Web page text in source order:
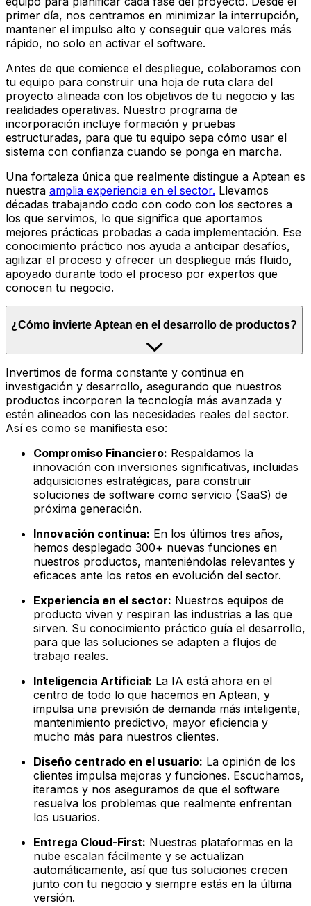
primer día, nos centramos en minimizar la interrupción,
mantener el impulso alto y conseguir que valores más
rápido, no solo en activar el software.
Antes de que comience el despliegue, colaboramos con
tu equipo para construir una hoja de ruta clara del
proyecto alineada con los objetivos de tu negocio y las
realidades operativas. Nuestro programa de
incorporación incluye formación y pruebas
estructuradas, para que tu equipo sepa cómo usar el
sistema con confianza cuando se ponga en marcha.
Una fortaleza única que realmente distingue a Aptean es
nuestra amplia experiencia en el sector. Llevamos
décadas trabajando codo con codo con los sectores a
los que servimos, lo que significa que aportamos
mejores prácticas probadas a cada implementación. Ese
conocimiento práctico nos ayuda a anticipar desafíos,
agilizar el proceso y ofrecer un despliegue más fluido,
apoyado durante todo el proceso por expertos que
conocen tu negocio.
¿Cómo invierte Aptean en el desarrollo de productos?
Invertimos de forma constante y continua en
investigación y desarrollo, asegurando que nuestros
productos incorporen la tecnología más avanzada y
estén alineados con las necesidades reales del sector.
Así es como se manifiesta eso:
Compromiso Financiero: Respaldamos la
innovación con inversiones significativas, incluidas
adquisiciones estratégicas, para construir
soluciones de software como servicio (SaaS) de
próxima generación.
Innovación continua: En los últimos tres años,
hemos desplegado 300+ nuevas funciones en
nuestros productos, manteniéndolas relevantes y
eficaces ante los retos en evolución del sector.
Experiencia en el sector: Nuestros equipos de
producto viven y respiran las industrias a las que
sirven. Su conocimiento práctico guía el desarrollo,
para que las soluciones se adapten a flujos de
trabajo reales.
Inteligencia Artificial: La IA está ahora en el
centro de todo lo que hacemos en Aptean, y
impulsa una previsión de demanda más inteligente,
mantenimiento predictivo, mayor eficiencia y
mucho más para nuestros clientes.
Diseño centrado en el usuario: La opinión de los
clientes impulsa mejoras y funciones. Escuchamos,
iteramos y nos aseguramos de que el software
resuelva los problemas que realmente enfrentan
los usuarios.
Entrega Cloud-First: Nuestras plataformas en la
nube escalan fácilmente y se actualizan
automáticamente, así que tus soluciones crecen
junto con tu negocio y siempre estás en la última
versión.